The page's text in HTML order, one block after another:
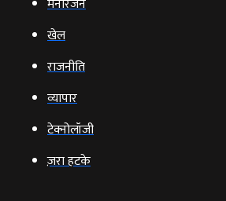
मनोरंजन
खेल
राजनीति
व्‍यापार
टेक्‍नोलॉजी
ज़रा हटके